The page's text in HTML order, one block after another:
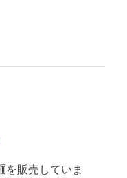
を販売していま